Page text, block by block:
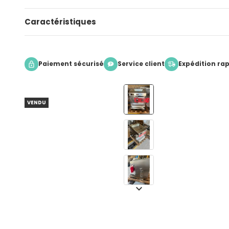
VENDU

Caractéristiques
Paiement sécurisé Service client Expédition